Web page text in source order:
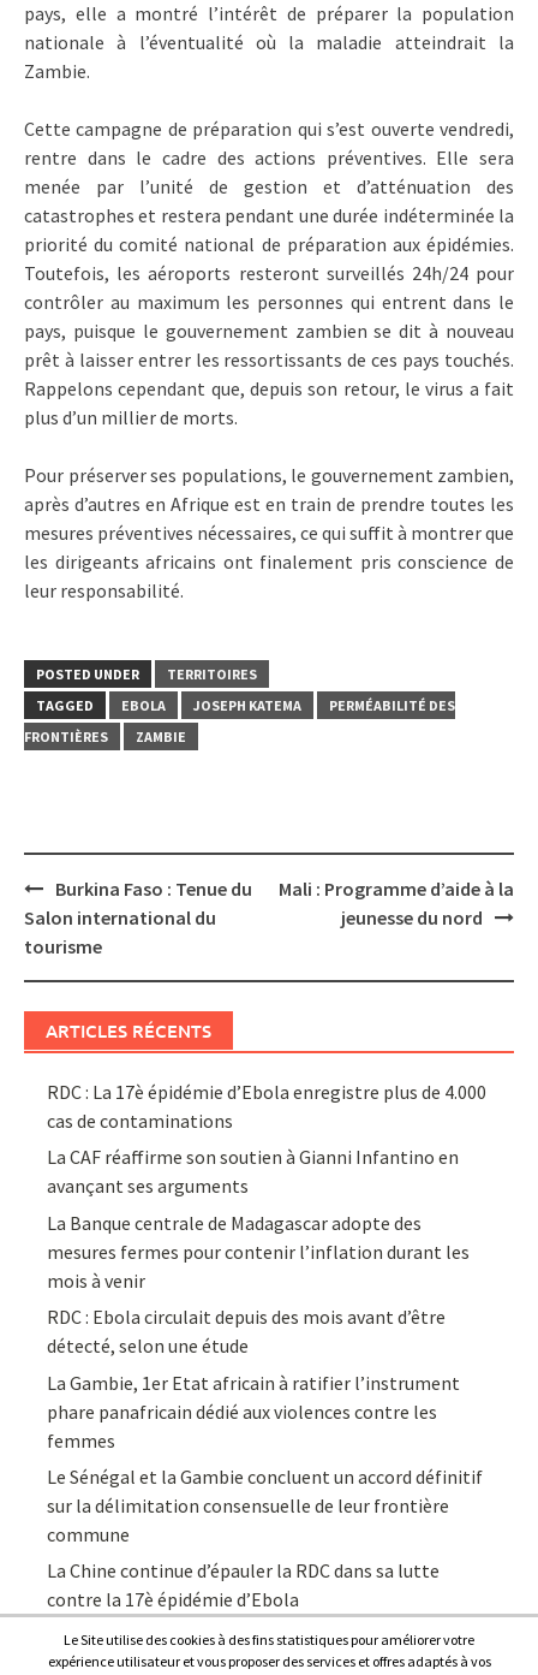
pays, elle a montré l’intérêt de préparer la population
nationale à l’éventualité où la maladie atteindrait la
Zambie.
Cette campagne de préparation qui s’est ouverte vendredi,
rentre dans le cadre des actions préventives. Elle sera
menée par l’unité de gestion et d’atténuation des
catastrophes et restera pendant une durée indéterminée la
priorité du comité national de préparation aux épidémies.
Toutefois, les aéroports resteront surveillés 24h/24 pour
contrôler au maximum les personnes qui entrent dans le
pays, puisque le gouvernement zambien se dit à nouveau
prêt à laisser entrer les ressortissants de ces pays touchés.
Rappelons cependant que, depuis son retour, le virus a fait
plus d’un millier de morts.
Pour préserver ses populations, le gouvernement zambien,
après d’autres en Afrique est en train de prendre toutes les
mesures préventives nécessaires, ce qui suffit à montrer que
les dirigeants africains ont finalement pris conscience de
leur responsabilité.
POSTED UNDER
TERRITOIRES
TAGGED
EBOLA JOSEPH KATEMA
PERMÉABILITÉ DES
FRONTIÈRES
ZAMBIE
Post
navigation
Burkina Faso : Tenue du
Salon international du
tourisme
Mali : Programme d’aide à la
jeunesse du nord
ARTICLES RÉCENTS
RDC : La 17è épidémie d’Ebola enregistre plus de 4.000
cas de contaminations
La CAF réaffirme son soutien à Gianni Infantino en
avançant ses arguments
La Banque centrale de Madagascar adopte des
mesures fermes pour contenir l’inflation durant les
mois à venir
RDC : Ebola circulait depuis des mois avant d’être
détecté, selon une étude
La Gambie, 1er Etat africain à ratifier l’instrument
phare panafricain dédié aux violences contre les
femmes
Le Sénégal et la Gambie concluent un accord définitif
sur la délimitation consensuelle de leur frontière
commune
La Chine continue d’épauler la RDC dans sa lutte
contre la 17è épidémie d’Ebola
Le Site utilise des cookies à des fins statistiques pour améliorer votre
expérience utilisateur et vous proposer des services et offres adaptés à vos